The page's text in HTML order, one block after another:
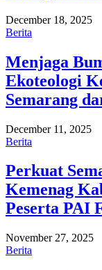
December 18, 2025
Berita
Menjaga
Ekoteologi
Semarang
December 11, 2025
Berita
Perkuat
Kemenag
Peserta PAI
November 27, 2025
Berita